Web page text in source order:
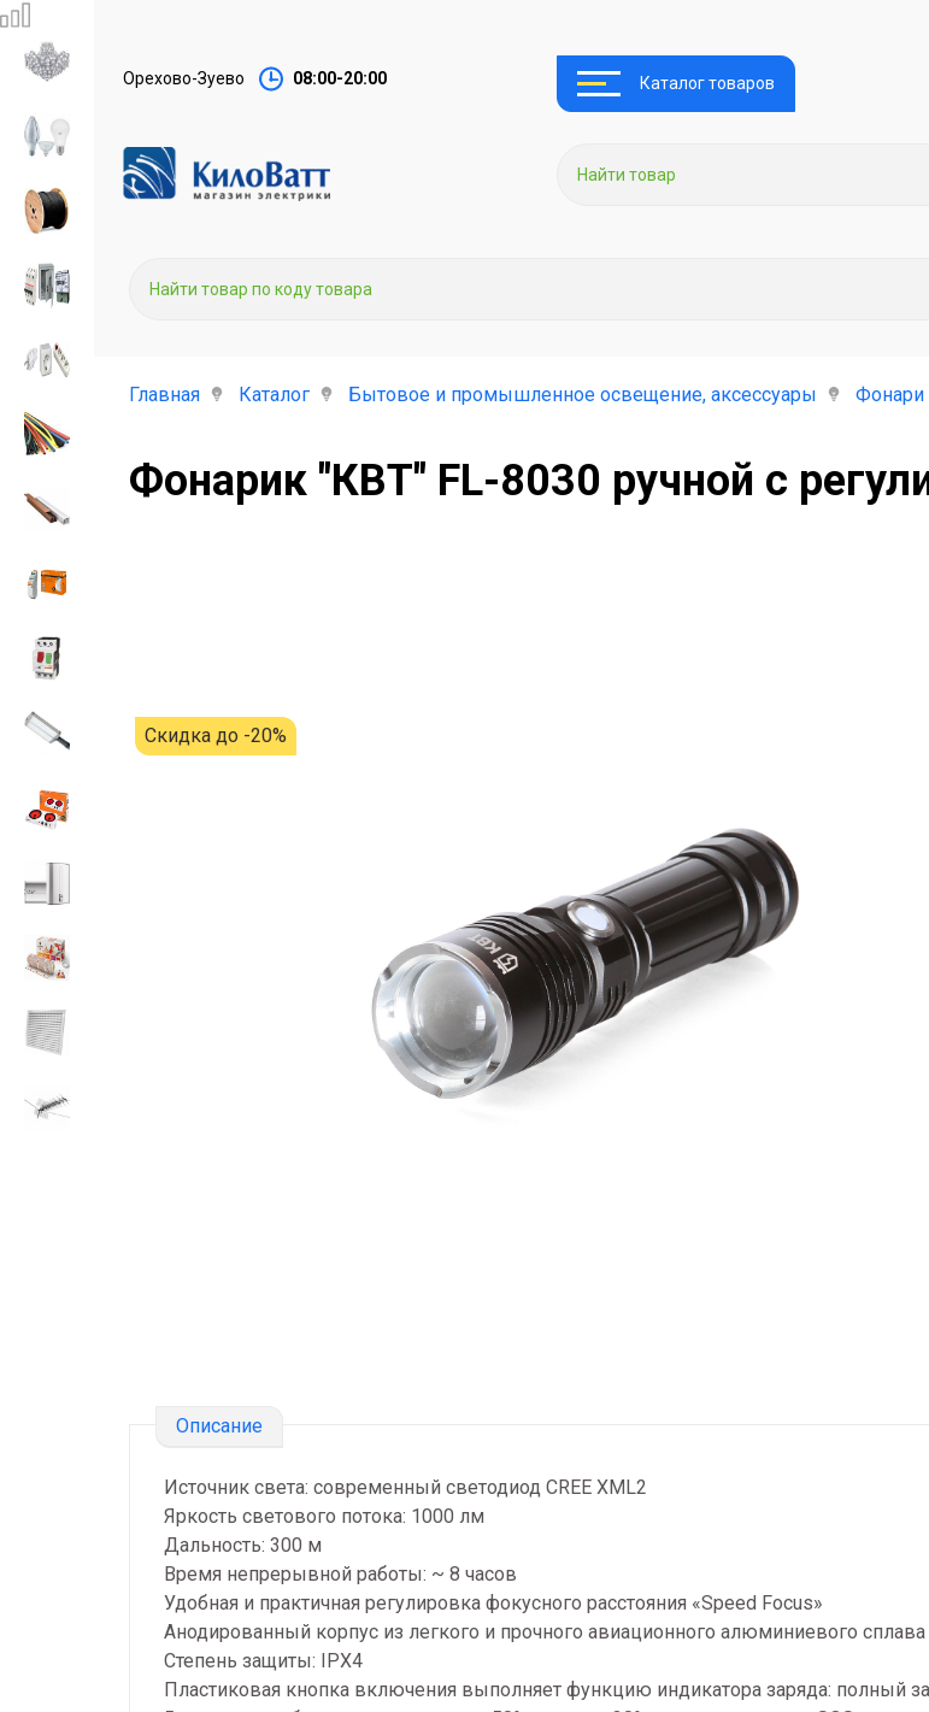
Орехово-Зуево 08:00-20:00 Каталог товаров
Главная Каталог Бытовое и промышленное освещение, аксессуары Фонари
Фонарик "КВТ" FL-8030 ручной с
Скидка до -20%
Описание
Источник света: современный светодиод CREE XML2
Яркость светового потока: 1000 лм
Дальность: 300 м
Время непрерывной работы: ~ 8 часов
Удобная и практичная регулировка фокусного расстояния «Speed Focus»
Анодированный корпус из легкого и прочного авиационного алюминиевого сплава
Степень защиты: IPX4
Пластиковая кнопка включения выполняет функцию индикатора заряда: полный